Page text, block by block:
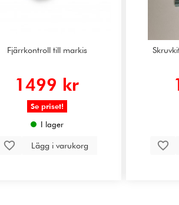
Fjärrkontroll till markis
1499 kr
Se priset!
I lager
Lägg i varukorg